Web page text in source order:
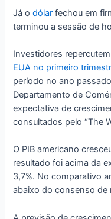
Já odólar fechou em
terminou a sessão de
Investidores
EUA no primeiro
período no ano
Departamento de
expectativa de
consultados pelo “The
O PIB americano
resultado foi acima da
3,7%. No comparativo
abaixo do consenso de